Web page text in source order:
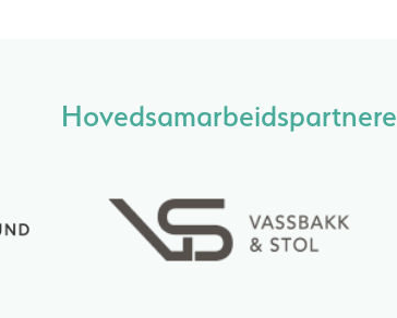
Hovedsamarbeidspartnere